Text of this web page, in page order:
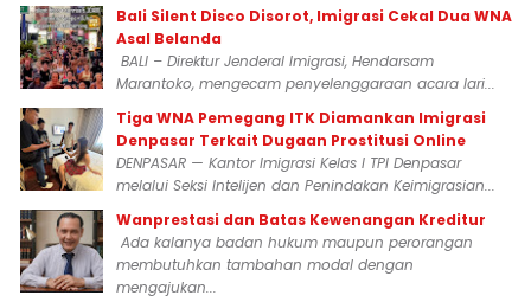
Bali Silent Disco Disorot, Imigrasi Cekal Dua WNA
Asal Belanda
BALI – Direktur Jenderal Imigrasi, Hendarsam
Marantoko, mengecam penyelenggaraan acara lari...
Tiga WNA Pemegang ITK Diamankan Imigrasi
Denpasar Terkait Dugaan Prostitusi Online
DENPASAR — Kantor Imigrasi Kelas I TPI Denpasar
melalui Seksi Intelijen dan Penindakan Keimigrasian...
Wanprestasi dan Batas Kewenangan Kreditur
Ada kalanya badan hukum maupun perorangan
membutuhkan tambahan modal dengan
mengajukan...